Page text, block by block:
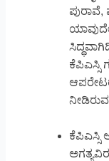
ಪುರಾವೆ,
ಕೆಪಿಎಸ್ಸಿ